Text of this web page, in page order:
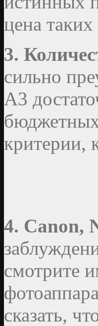
цена
3.
сильно
А3
критерии,
4. Сanon,
смотрите
сказать,